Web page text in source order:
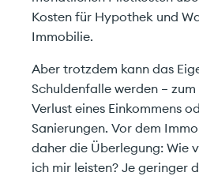
Kosten für Hypothek und
Immobilie.
Aber trotzdem kann das
Schuldenfalle werden –
Verlust eines Einkommens
Sanierungen. Vor dem
daher die Überlegung: Wie
ich mir leisten? Je geringer